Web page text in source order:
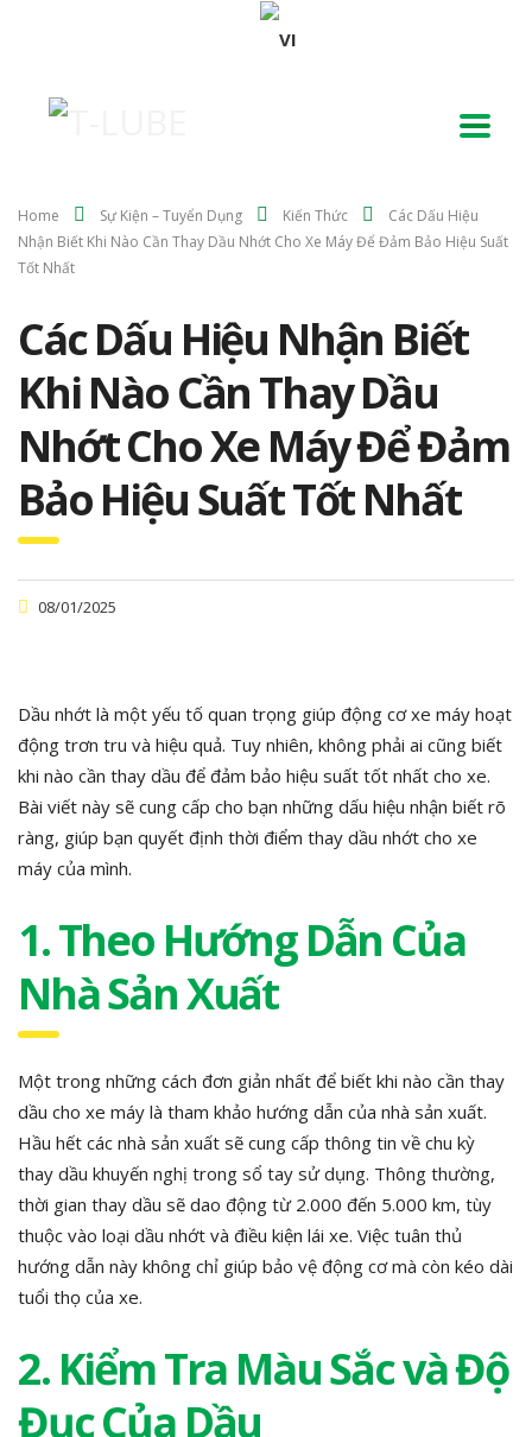
Home Sự Kiện – Tuyển Dụng Kiến Thức
Các Dấu Hiệu
Nhận Biết Khi Nào Cần Thay Dầu Nhớt Cho Xe Máy Để Đảm Bảo Hiệu Suất
Tốt Nhất
Các Dấu Hiệu Nhận Biết
Khi Nào Cần Thay Dầu
Nhớt Cho Xe Máy Để Đảm
Bảo Hiệu Suất Tốt Nhất
08/01/2025
Dầu nhớt là một yếu tố quan trọng giúp động cơ xe máy hoạt
động trơn tru và hiệu quả. Tuy nhiên, không phải ai cũng biết
khi nào cần thay dầu để đảm bảo hiệu suất tốt nhất cho xe.
Bài viết này sẽ cung cấp cho bạn những dấu hiệu nhận biết rõ
ràng, giúp bạn quyết định thời điểm thay dầu nhớt cho xe
máy của mình.
1. Theo Hướng Dẫn Của
Nhà Sản Xuất
Một trong những cách đơn giản nhất để biết khi nào cần thay
dầu cho xe máy là tham khảo hướng dẫn của nhà sản xuất.
Hầu hết các nhà sản xuất sẽ cung cấp thông tin về chu kỳ
thay dầu khuyến nghị trong sổ tay sử dụng. Thông thường,
thời gian thay dầu sẽ dao động từ 2.000 đến 5.000 km, tùy
thuộc vào loại dầu nhớt và điều kiện lái xe. Việc tuân thủ
hướng dẫn này không chỉ giúp bảo vệ động cơ mà còn kéo dài
tuổi thọ của xe.
2. Kiểm Tra Màu Sắc và Độ
Đục Của Dầu